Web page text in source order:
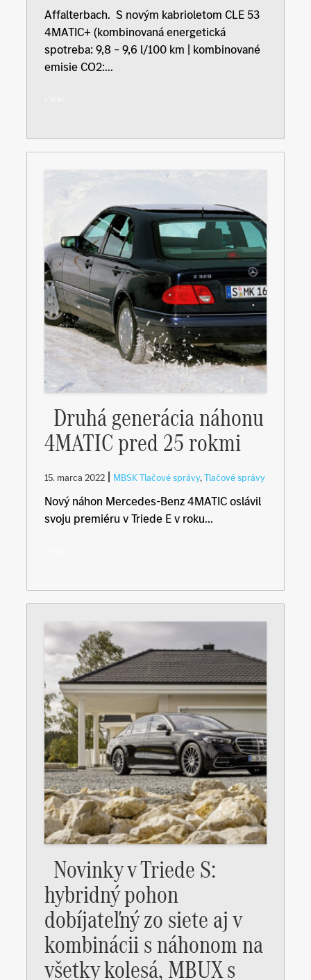
Affalterbach. S novým kabrioletom CLE 53
4MATIC+ (kombinovaná energetická
spotreba: 9,8 – 9,6 l/100 km | kombinované
emisie CO2:...
Druhá generácia náhonu
4MATIC pred 25 rokmi
15. marca 2022 | MBSK Tlačové správy,Tlačové správy
Nový náhon Mercedes-Benz 4MATIC oslávil
svoju premiéru v Triede E v roku...
Novinky v Triede S:
hybridný pohon
dobíjateľný zo siete aj v
kombinácii s náhonom na
všetky kolesá, MBUX s